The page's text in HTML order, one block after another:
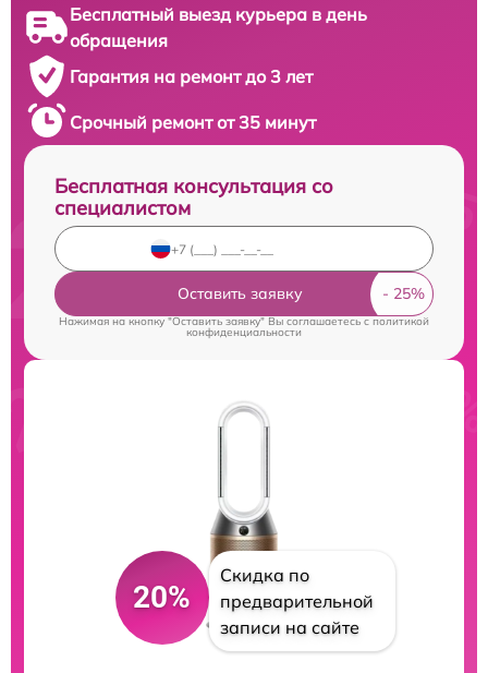
Бесплатный выезд курьера в день
обращения
Гарантия на ремонт до 3 лет
Срочный ремонт от 35 минут
Бесплатная консультация со
специалистом
Оставить заявку
Нажимая на кнопку "Оставить заявку" Вы соглашаетесь cполитикой
конфиденциальности
20%
Скидка по
предварительной
записи на сайте